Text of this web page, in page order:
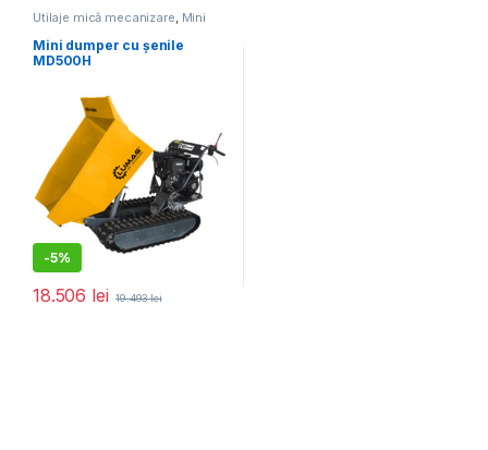
Utilaje mică mecanizare, Mini
Mini dumper cu șenile
MD500H
-5%
18.506 lei 19.493lei